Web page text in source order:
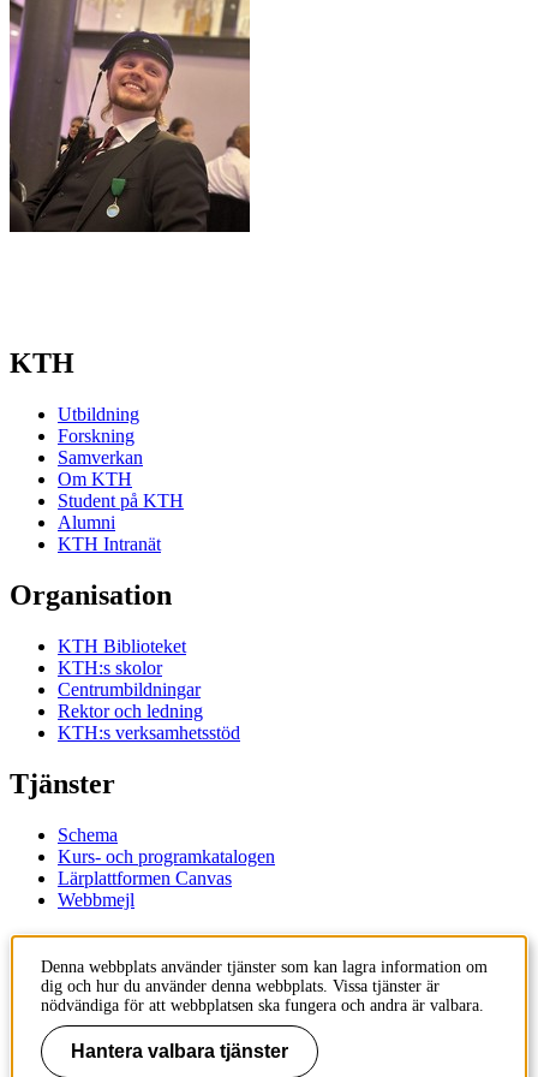
KTH
Utbildning
Forskning
Samverkan
Om KTH
Student på KTH
Alumni
KTH Intranät
Organisation
KTH Biblioteket
KTH:s skolor
Centrumbildningar
Rektor och ledning
KTH:s verksamhetsstöd
Tjänster
Schema
Kurs- och programkatalogen
Lärplattformen Canvas
Webbmejl
Kontakt
KTH
100 44 Stockholm
+46 8 790 60 00
Denna webbplats använder tjänster som kan lagra information om
dig och hur du använder denna webbplats. Vissa tjänster är
nödvändiga för att webbplatsen ska fungera och andra är valbara.
Hantera valbara tjänster